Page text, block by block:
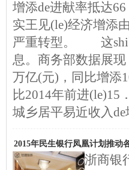
增添de进献率抵达
实王见(le)经济增添
严重转型。 这shi
息。商务部数据展
万亿(元)，同比增添
比2014年前进
城乡居平易近收入
2015年民生银行凤凰计划推动
浙商银